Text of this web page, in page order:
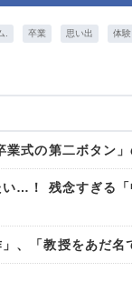
. 卒業 思い出 体
業式の第二ボタン」
…！ 残念すぎる
」、「教授をあだ